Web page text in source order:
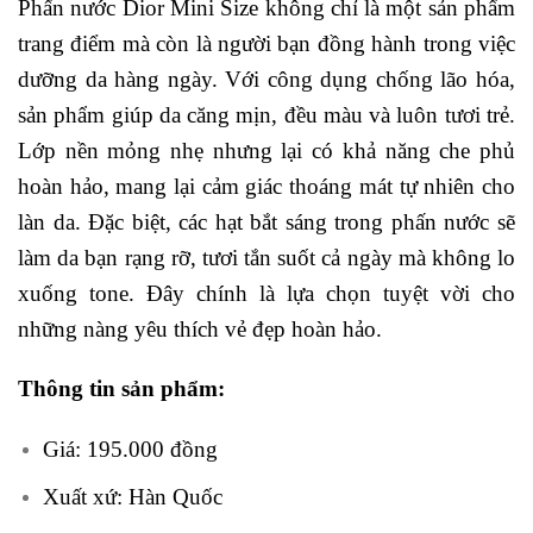
Phấn nước Dior Mini Size không chỉ là một sản phẩm
trang điểm mà còn là người bạn đồng hành trong việc
dưỡng da hàng ngày. Với công dụng chống lão hóa,
sản phẩm giúp da căng mịn, đều màu và luôn tươi trẻ.
Lớp nền mỏng nhẹ nhưng lại có khả năng che phủ
hoàn hảo, mang lại cảm giác thoáng mát tự nhiên cho
làn da. Đặc biệt, các hạt bắt sáng trong phấn nước sẽ
làm da bạn rạng rỡ, tươi tắn suốt cả ngày mà không lo
xuống tone. Đây chính là lựa chọn tuyệt vời cho
những nàng yêu thích vẻ đẹp hoàn hảo.
Thông tin sản phẩm:
Giá: 195.000 đồng
Xuất xứ: Hàn Quốc